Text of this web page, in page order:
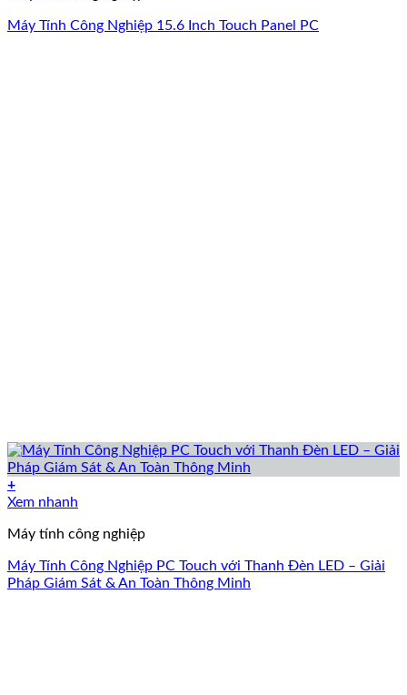
Máy Tính Công Nghiệp 15.6 Inch Touch Panel PC
+
Xem nhanh
Máy tính công nghiệp
Máy Tính Công Nghiệp PC Touch với Thanh Đèn LED – Giải
Pháp Giám Sát & An Toàn Thông Minh